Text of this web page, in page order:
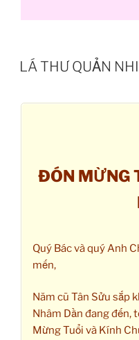
LÁ THƯ QUẢN
ĐÓN MỪNG
Quý Bác và quý Anh
mến,
Năm cũ Tân Sửu sắp
Nhâm Dần đang đến,
Mừng Tuổi và Kính